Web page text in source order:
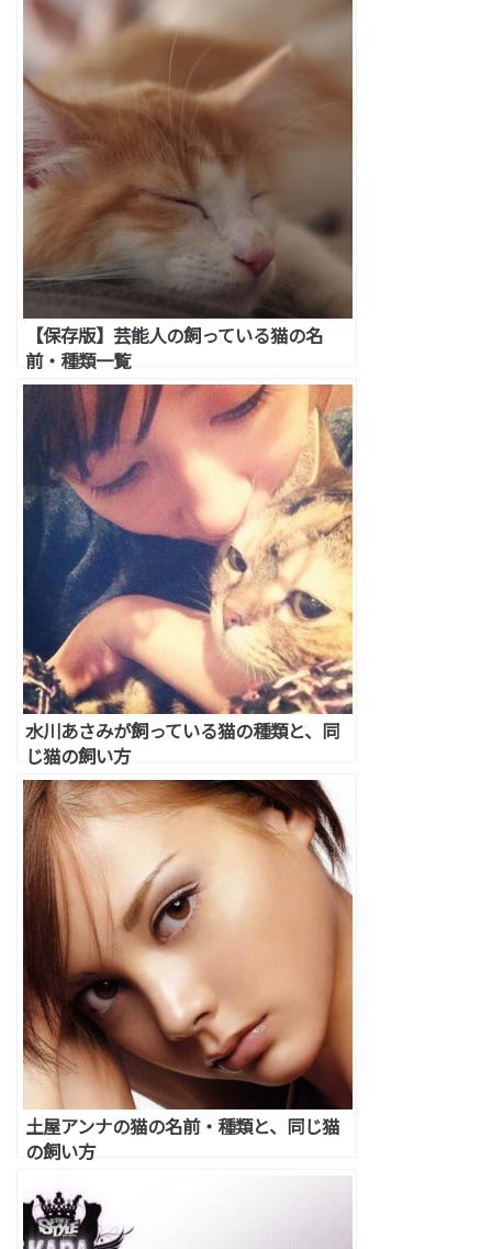
【保存版】芸能人の飼っている猫の名
前・種類一覧
水川あさみが飼っている猫の種類と、同
じ猫の飼い方
土屋アンナの猫の名前・種類と、同じ猫
の飼い方